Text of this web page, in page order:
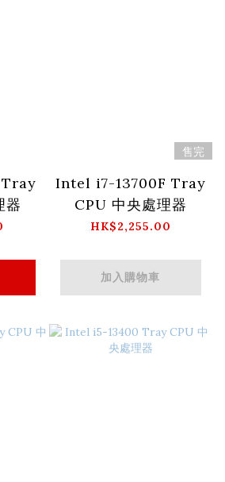
器
售完
Intel i7-13700F Tray
CPU 中央處理器
HK$2,255.00
加入購物車